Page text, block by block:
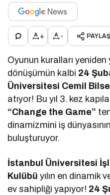
+ - PAYLAŞ
Oyunun kuralları yeniden
dönüşümün kalbi 24
Üniversitesi Cemil
atıyor! Bu yıl 3. kez
“Change the Game”
dinamizmini iş
buluşturuyor.
İstanbul Üniversitesi
Kulübü yılın en dinamik
ev sahipliği yapıyor! 24